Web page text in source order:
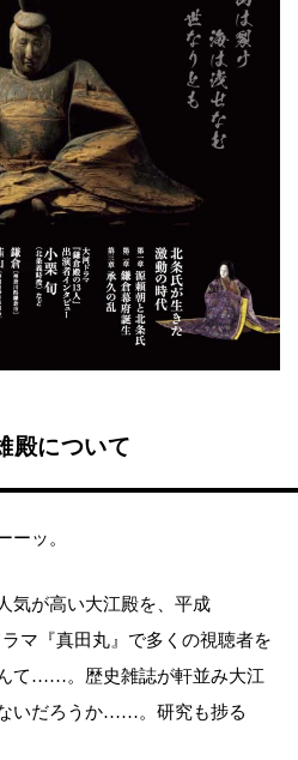
殿について
ーッ。
気が高い大江殿を、平成
マ『真田丸』で多くの視聴者を
て……。歴史雑誌が軒並み大江
いだろうか……。研究も捗る